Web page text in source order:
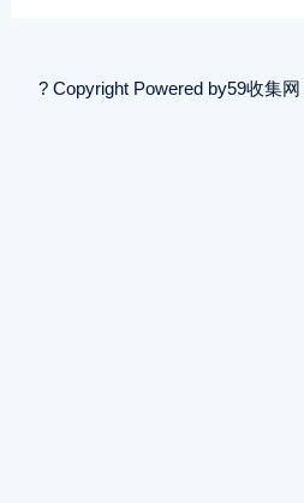
? Copyright Powered by59收集网